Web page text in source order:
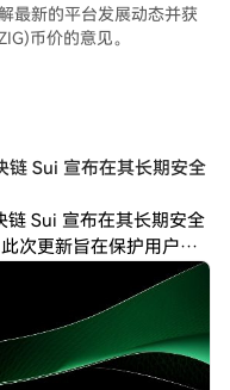
最新的平台发展动态并获
币价的意见。
链 Sui 宣布在其长期安全
链 Sui 宣布在其长期安全
次更新旨在保护用户账
该网络将为普通用户账